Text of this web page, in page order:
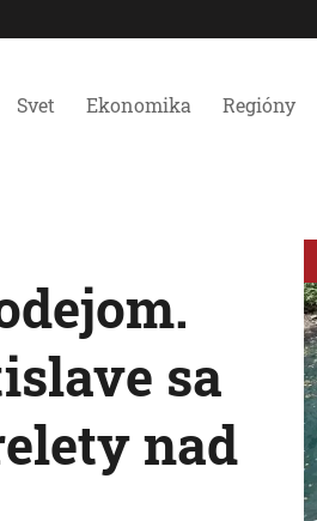
Svet Ekonomika Regióny
sa
nad